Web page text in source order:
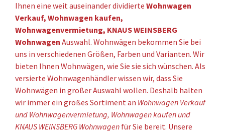
Ihnen eine weit auseinander dividierte Wohnwagen
Verkauf, Wohnwagen kaufen,
Wohnwagenvermietung, KNAUS WEINSBERG
Wohnwagen Auswahl. Wohnwägen bekommen Sie bei
uns in verschiedenen Größen, Farben und Varianten. Wir
bieten Ihnen Wohnwägen, wie Sie sie sich wünschen. Als
versierte Wohnwagenhändler wissen wir, dass Sie
Wohnwägen in großer Auswahl wollen. Deshalb halten
wir immer ein großes Sortiment an Wohnwagen Verkauf
und Wohnwagenvermietung, Wohnwagen kaufen und
KNAUS WEINSBERG Wohnwagen für Sie bereit. Unsere